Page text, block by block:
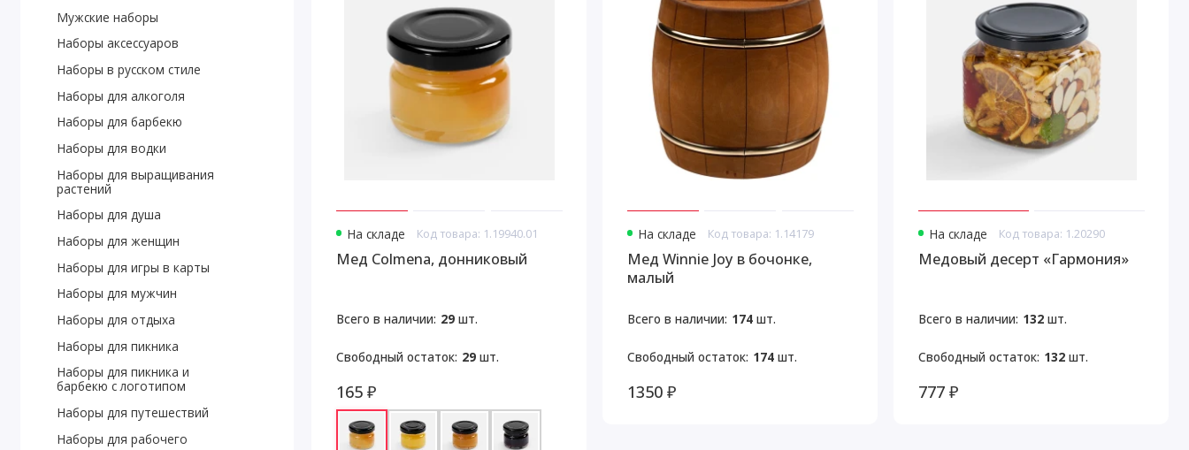
Мужские наборы
Наборы аксессуаров
Наборы в русском стиле
Наборы для алкоголя
Наборы для барбекю
Наборы для водки
Наборы для выращивания
растений
Наборы для душа
Наборы для женщин
Наборы для игры в карты
Наборы для мужчин
Наборы для отдыха
Наборы для пикника
Наборы для пикника и
барбекю с логотипом
Наборы для путешествий
Наборы для рабочего
На складе Код товара: 1.19940.01
Мед Colmena, донниковый
Всего в наличии: 29шт.
Свободный остаток: 29шт.
165 ₽
На складе Код товара: 1.14179
Мед Winnie Joy в бочонке,
малый
Всего в наличии: 174шт.
Свободный остаток: 174шт.
1350 ₽
На складе Код товара: 1.20290
Медовый десерт «Гармония»
Всего в наличии: 132шт.
Свободный остаток: 132шт.
777 ₽